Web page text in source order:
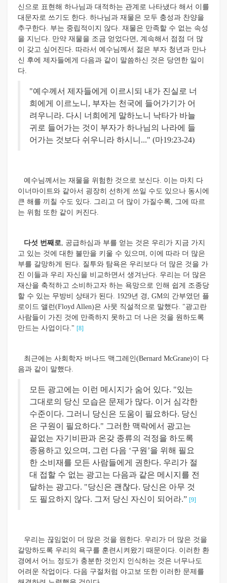
신으로 표현해 하나님과 대적하는 관계로 나타냈다 해서 이를
대문자로 쓰기도 한다. 하나님과 재물은 모두 충성과 찬양을
추구한다. 부는 중립적이지 않다. 재물은 만족할 수 없는 속성
을 지닌다. 만약 재물을 조금 얻었다면, 계속해서 점점 더 많
이 갖고 싶어진다. 따라서 예수님께서 젊은 부자 청년과 만나
신 후에 제자들에게 다음과 같이 말씀하신 것은 당연한 일이
다.
"예수께서 제자들에게 이르시되 내가 진실로 너
희에게 이르노니, 부자는 천국에 들어가기가 어
려우니라. 다시 너희에게 말하노니 낙타가 바늘
귀로 들어가는 것이 부자가 하나님의 나라에 들
어가는 것보다 쉬우니라 하시니..." (마19:23-24)
예수님께서는 재물을 위험한 것으로 보신다. 이는 마치 다
이너마이트와 같아서 굉장히 선하게 쓰일 수도 있으나 동시에
큰 해를 끼칠 수도 있다. 그리고 더 많이 가질수록, 그에 따르
는 위험 또한 같이 커진다.
다섯 번째로, 공급하심과 부를 얻는 것은 우리가 지금 가지
고 있는 것에 대한 불만을 키울 수 있으며, 이에 따라 더 많은
부를 갈망하게 된다. 질투와 탐욕은 우리보다 더 많은 것을 가
진 이들과 우리 자신을 비교하면서 생겨난다. 우리는 더 많은
재산을 축적하고 소비하고자 하는 욕망으로 인해 쉽게 조종당
할 수 있는 무방비 상태가 된다. 1929년 경, GM의 간부였던 플
로이드 앨런(Floyd Allen)은 사뭇 직설적으로 말했다. "광고란
사람들이 가진 것에 만족하지 못하고 더 나은 것을 원하도록
만드는 사업이다." [8]
최근에는 사회학자 버나드 맥그레인(Bernard McGrane)이 다
음과 같이 말했다.
모든 광고에는 이런 메시지가 숨어 있다. "있는
그대로의 당신 모습은 문제가 많다. 이거 심각한
수준이다. 그러니 당신은 도움이 필요하다. 당신
은 구원이 필요하다." 그러한 맥락에서 광고는
끝없는 자기비판과 온갖 종류의 걱정을 하도록
종용하고 있으며, 그런 다음 ‘구원’을 위해 필요
한 소비재를 모든 사람들에게 권한다. 우리가 절
대 접할 수 없는 광고는 다음과 같은 메시지를 전
달하는 광고다. "당신은 괜찮다. 당신은 아무 것
도 필요하지 않다. 그저 당신 자신이 되어라.” [9]
우리는 끊임없이 더 많은 것을 원한다. 우리가 더 많은 것을
갈망하도록 우리의 욕구를 훈련시켜왔기 때문이다. 이러한 환
경에서 어느 정도가 충분한 것인지 인식하는 것은 너무나도
어려운 작업이다. 다음 구절처럼 야고보 또한 이러한 문제를